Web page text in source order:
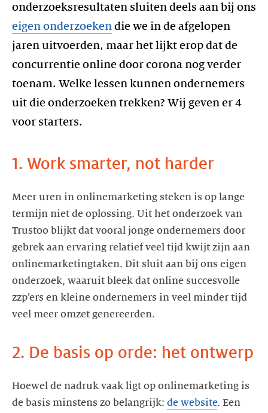
onderzoeksresultaten sluiten deels aan bij ons
eigen onderzoeken die we in de afgelopen
jaren uitvoerden, maar het lijkt erop dat de
concurrentie online door corona nog verder
toenam. Welke lessen kunnen ondernemers
uit die onderzoeken trekken? Wij geven er 4
voor starters.
1. Work smarter, not harder
Meer uren in onlinemarketing steken is op lange
termijn niet de oplossing. Uit het onderzoek van
Trustoo blijkt dat vooral jonge ondernemers door
gebrek aan ervaring relatief veel tijd kwijt zijn aan
onlinemarketingtaken. Dit sluit aan bij ons eigen
onderzoek, waaruit bleek dat online succesvolle
zzp’ers en kleine ondernemers in veel minder tijd
veel meer omzet genereerden.
2. De basis op orde: het ontwerp
Hoewel de nadruk vaak ligt op onlinemarketing is
de basis minstens zo belangrijk: de website. Een